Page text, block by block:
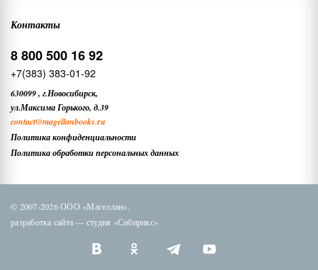
Контакты
8 800 500 16 92
+7(383) 383-01-92
630099, г.Новосибирск,
ул.Максима Горького, д.39
contact@magellanbooks.ru
Политика конфиденциальности
Политика обработки персональных данных
© 2007-2026 ООО «Магеллан»,
разработка сайта — студия «Сибирикс»